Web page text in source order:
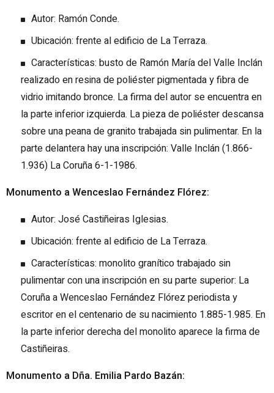
Autor: Ramón Conde.
Ubicación: frente al edificio de La Terraza.
Características: busto de Ramón María del Valle Inclán
realizado en resina de poliéster pigmentada y fibra de
vidrio imitando bronce. La firma del autor se encuentra en
la parte inferior izquierda. La pieza de poliéster descansa
sobre una peana de granito trabajada sin pulimentar. En la
parte delantera hay una inscripción: Valle Inclán (1.866-
1.936) La Coruña 6-1-1986.
Monumento a Wenceslao Fernández Flórez:
Autor: José Castiñeiras Iglesias.
Ubicación: frente al edificio de La Terraza.
Características: monolito granítico trabajado sin
pulimentar con una inscripción en su parte superior: La
Coruña a Wenceslao Fernández Flórez periodista y
escritor en el centenario de su nacimiento 1.885-1.985. En
la parte inferior derecha del monolito aparece la firma de
Castiñeiras.
Monumento a Dña. Emilia Pardo Bazán: